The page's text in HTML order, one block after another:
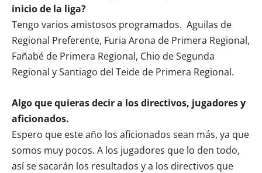
inicio de la liga?
Tengo varios amistosos programados. Aguilas de
Regional Preferente, Furia Arona de Primera Regional,
Fañabé de Primera Regional, Chio de Segunda
Regional y Santiago del Teide de Primera Regional.
Algo que quieras decir a los directivos, jugadores y
aficionados.
Espero que este año los aficionados sean más, ya que
somos muy pocos. A los jugadores que lo den todo,
así se sacarán los resultados y a los directivos que